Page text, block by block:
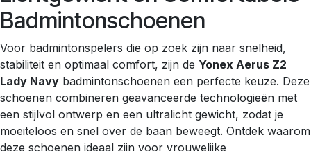
Badmintonschoenen
Voor badmintonspelers die op zoek zijn naar snelheid,
stabiliteit en optimaal comfort, zijn de Yonex Aerus Z2
Lady Navy badmintonschoenen een perfecte keuze. Deze
schoenen combineren geavanceerde technologieën met
een stijlvol ontwerp en een ultralicht gewicht, zodat je
moeiteloos en snel over de baan beweegt. Ontdek waarom
deze schoenen ideaal zijn voor vrouwelijke